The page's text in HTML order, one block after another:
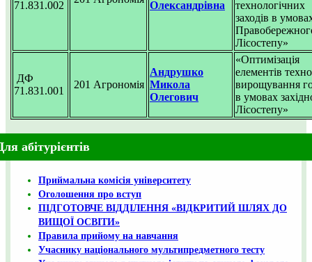
71.831.002
Олександрівна
технологічних
заходів в
Лісостепу»
ДФ
71.831.001
201 Агрономія
Андрушко
Микола
Олегович
«Оптимізація
елементів
вирощування
в умовах
Лісостепу»
абітурієнтів
Приймальна комісія університету
Оголошення про вступ
ПІДГОТОВЧЕ ВІДДІЛЕННЯ «ВІДКРИТИЙ ШЛЯХ ДО
ВИЩОЇ ОСВІТИ»
Правила прийому на навчання
Учаснику національного мультипредметного тесту